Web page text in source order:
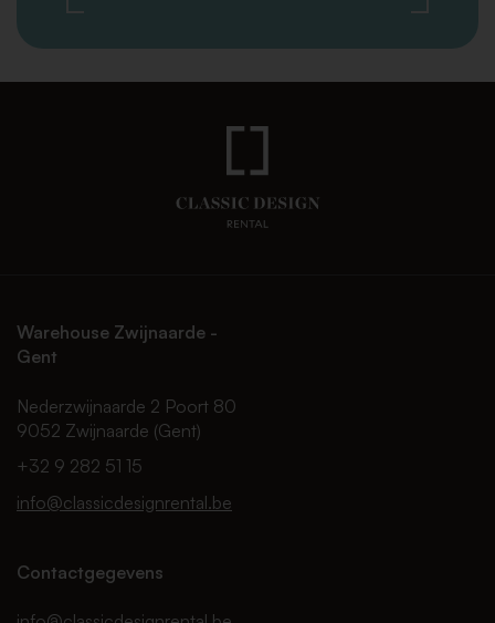
Warehouse Zwijnaarde -
Gent
Nederzwijnaarde 2 Poort 80
9052 Zwijnaarde (Gent)
+32 9 282 51 15
info@classicdesignrental.be
Contactgegevens